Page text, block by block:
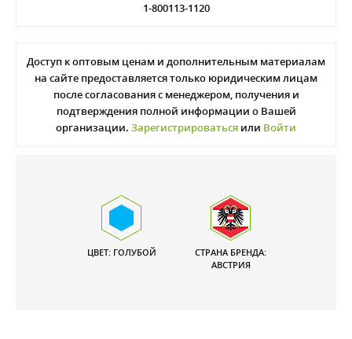
1-800113-1120
Доступ к оптовым ценам и дополнительным материалам
на сайте предоставляется только юридическим лицам
после согласования с менеджером, получения и
подтверждения полной информации о Вашей
организации. Зарегистрироваться или Войти
ЦВЕТ: ГОЛУБОЙ
СТРАНА БРЕНДА:
АВСТРИЯ